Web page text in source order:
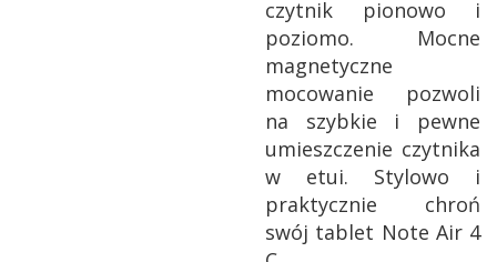
czytnik pionowo i
poziomo. Mocne
magnetyczne
mocowanie pozwoli
na szybkie i pewne
umieszczenie czytnika
w etui. Stylowo i
praktycznie chroń
swój tablet Note Air 4